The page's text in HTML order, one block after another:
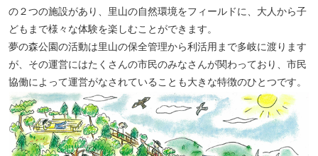
の２つの施設があり、里山の自然環境をフィールドに、大人から子
どもまで様々な体験を楽しむことができます。
夢の森公園の活動は里山の保全管理から利活用まで多岐に渡ります
が、その運営にはたくさんの市民のみなさんが関わっており、市民
協働によって運営がなされていることも大きな特徴のひとつです。